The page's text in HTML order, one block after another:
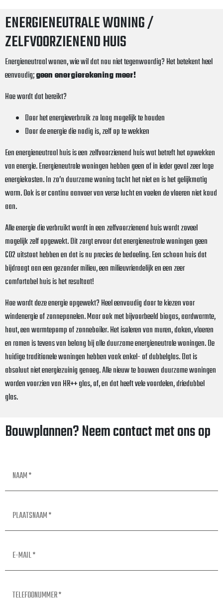
ENERGIENEUTRALE WONING /
ZELFVOORZIENEND HUIS
Energieneutraal wonen, wie wil dat nou niet tegenwoordig? Het betekent heel
eenvoudig;geen energierekening meer!
Hoe wordt dat bereikt?
Door het energieverbruik zo laag mogelijk te houden
Door de energie die nodig is, zelf op te wekken
Een energieneutraal huis is een zelfvoorzienend huis wat betreft het opwekken
van energie. Energieneutrale woningen hebben geen of in ieder geval zeer lage
energiekosten. In zo’n duurzame woning tocht het niet en is het gelijkmatig
warm. Ook is er continu aanvoer van verse lucht en voelen de vloeren niet koud
aan.
Alle energie die verbruikt wordt in een zelfvoorzienend huis wordt zoveel
mogelijk zelf opgewekt. Dit zorgt ervoor dat energieneutrale woningen geen
CO2 uitstoot hebben en dat is nu precies de bedoeling. Een schoon huis dat
bijdraagt aan een gezonder milieu, een milieuvriendelijk en een zeer
comfortabel huis is het resultaat!
Hoe wordt deze energie opgewekt? Heel eenvoudig door te kiezen voor
windenergie of zonnepanelen. Maar ook met bijvoorbeeld biogas, aardwarmte,
hout, een warmtepomp of zonneboiler. Het isoleren van muren, daken, vloeren
en ramen is tevens van belang bij alle duurzame energieneutrale woningen. De
huidige traditionele woningen hebben vaak enkel- of dubbelglas. Dat is
absoluut niet energiezuinig genoeg. Alle nieuw te bouwen duurzame woningen
worden voorzien van HR++ glas, of, en dat heeft vele voordelen, driedubbel
glas.
Bouwplannen? Neem contact met ons op